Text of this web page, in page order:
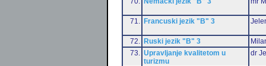
71. Francuski jezik "B" 3
72. Ruski jezik "B" 3
73.
Upravljanje kvalitetom u
turizmu
dr